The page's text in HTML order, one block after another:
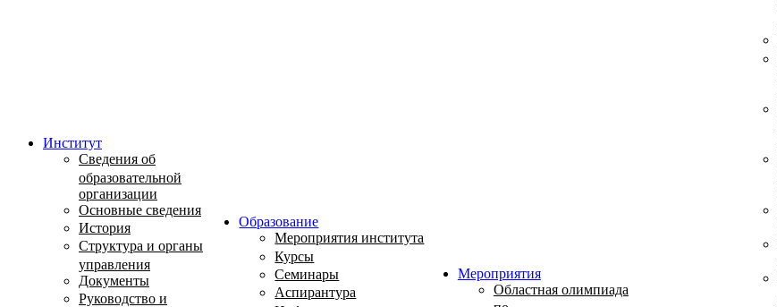
Институт
Сведения об
образовательной
организации
Основные сведения
История
Структура и органы
управления
Документы
Руководство и
Образование
Мероприятия института
Курсы
Семинары
Аспирантура
Мероприятия
Областная олимпиада